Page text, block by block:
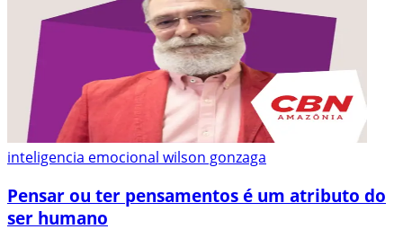
inteligencia emocional wilson gonzaga
Pensar ou ter pensamentos é um atributo do
ser humano